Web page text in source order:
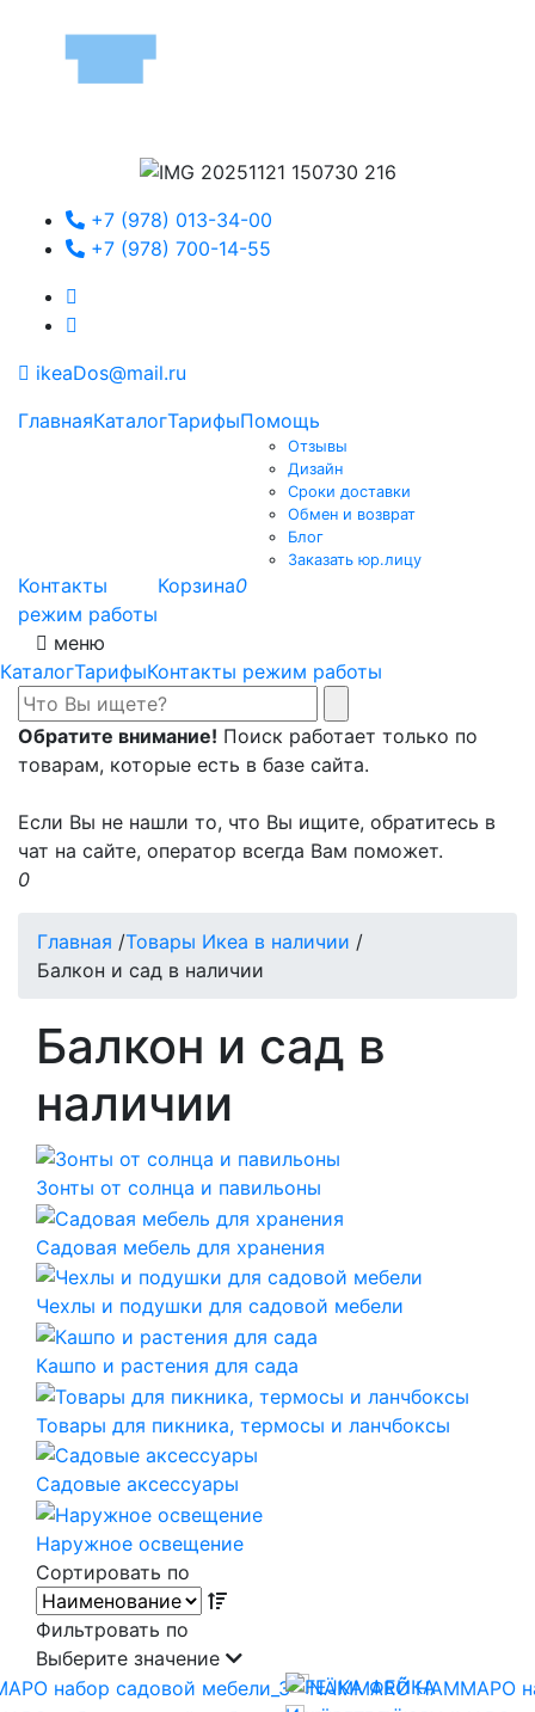
+7 (978) 013-34-00
+7 (978) 700-14-55
ikeaDos@mail.ru
ГлавнаяКаталогТарифыПомощь
Отзывы
Дизайн
Сроки доставки
Обмен и возврат
Блог
Заказать юр.лицу
Контакты
режим работы
Корзина0
меню
КаталогТарифыКонтакты режим работы
Обратите внимание! Поиск работает только по
товарам, которые есть в базе сайта.
Если Вы не нашли то, что Вы ищите, обратитесь в
чат на сайте, оператор всегда Вам поможет.
0
Главная /Товары Икеа в наличии /
Балкон и сад в наличии
Балкон и сад в
наличии
Зонты от солнца и павильоны
Садовая мебель для хранения
Чехлы и подушки для садовой мебели
Кашпо и растения для сада
Товары для пикника, термосы и ланчбоксы
Садовые аксессуары
Наружное освещение
Сортировать по
Фильтровать по
Выберите значение